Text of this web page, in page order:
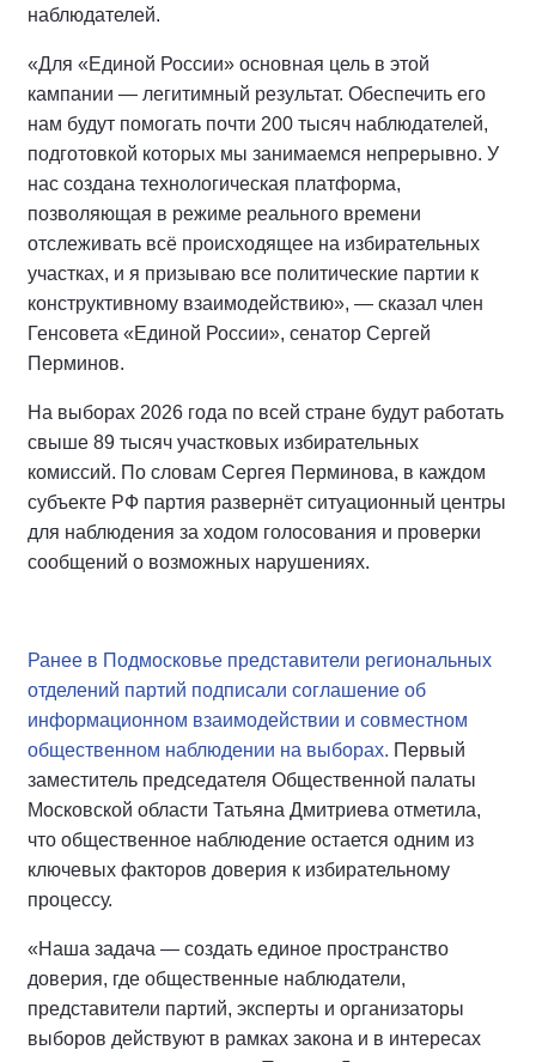
наблюдателей.
«Для «Единой России» основная цель в этой
кампании — легитимный результат. Обеспечить его
нам будут помогать почти 200 тысяч наблюдателей,
подготовкой которых мы занимаемся непрерывно. У
нас создана технологическая платформа,
позволяющая в режиме реального времени
отслеживать всё происходящее на избирательных
участках, и я призываю все политические партии к
конструктивному взаимодействию», — сказал член
Генсовета «Единой России», сенатор Сергей
Перминов.
На выборах 2026 года по всей стране будут работать
свыше 89 тысяч участковых избирательных
комиссий. По словам Сергея Перминова, в каждом
субъекте РФ партия развернёт ситуационный центры
для наблюдения за ходом голосования и проверки
сообщений о возможных нарушениях.
Ранее в Подмосковье представители региональных
отделений партий подписали соглашение об
информационном взаимодействии и совместном
общественном наблюдении на выборах. Первый
заместитель председателя Общественной палаты
Московской области Татьяна Дмитриева отметила,
что общественное наблюдение остается одним из
ключевых факторов доверия к избирательному
процессу.
«Наша задача — создать единое пространство
доверия, где общественные наблюдатели,
представители партий, эксперты и организаторы
выборов действуют в рамках закона и в интересах